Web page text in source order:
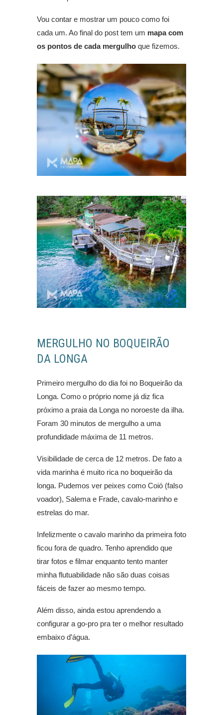
Vou contar e mostrar um pouco como foi
cada um. Ao final do post tem um mapa com
os pontos de cada mergulho que fizemos.
MERGULHO NO BOQUEIRÃO
DA LONGA
Primeiro mergulho do dia foi no Boqueirão da
Longa. Como o próprio nome já diz fica
próximo a praia da Longa no noroeste da ilha.
Foram 30 minutos de mergulho a uma
profundidade máxima de 11 metros.
Visibilidade de cerca de 12 metros. De fato a
vida marinha é muito rica no boqueirão da
longa. Pudemos ver peixes como Coió (falso
voador), Salema e Frade, cavalo-marinho e
estrelas do mar.
Infelizmente o cavalo marinho da primeira foto
ficou fora de quadro. Tenho aprendido que
tirar fotos e filmar enquanto tento manter
minha flutuabilidade não são duas coisas
fáceis de fazer ao mesmo tempo.
Além disso, ainda estou aprendendo a
configurar a go-pro pra ter o melhor resultado
embaixo d’água.